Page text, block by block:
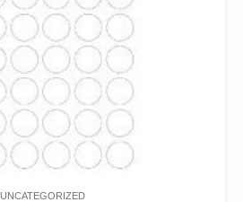
UNCATEGORIZED